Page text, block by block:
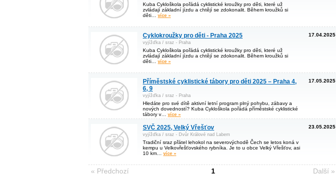
Kuba Cykloškola pořádá cyklistické kroužky pro děti, které už
zvládají základní jízdu a chtějí se zdokonalit. Během kroužků si
děti… více »
Cyklokroužky pro děti - Praha 2025
vyjížďka / sraz - Praha
Kuba Cykloškola pořádá cyklistické kroužky pro děti, které už
zvládají základní jízdu a chtějí se zdokonalit. Během kroužků si
děti… více »
17.04.2025
Příměstské cyklistické tábory pro děti 2025 – Praha 4,
6, 9
vyjížďka / sraz - Praha
Hledáte pro své dítě aktivní letní program plný pohybu, zábavy a
nových dovedností? Kuba Cykloškola pořádá příměstské cyklistické
tábory v… více »
17.05.2025
SVČ 2025, Velký Vřešťov
vyjížďka / sraz - Dvůr Králové nad Labem
Tradiční sraz přátel lehokol na severovýchodě Čech se letos koná v
kempu u Velkovřešťovského rybníka. Je to u obce Velký Vřešťov, asi
10 km… více »
23.05.2025
« Předchozí 1 Další »